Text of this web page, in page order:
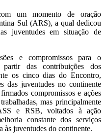
um momento de oração
Sul (ARS), a qual dedicou
juventudes em situação de
e compromissos para o
das contribuições dos
os cinco dias do Encontro,
das juventudes no continente
compromissos e ações
mas principalmente
e RSB, voltados à ação
constante dos serviços
às juventudes do continente.